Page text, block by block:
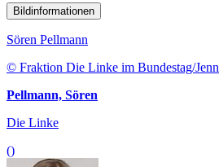
Bildinformationen
Sören Pellmann
© Fraktion Die Linke im Bundestag/
Pellmann, Sören
Die Linke
()